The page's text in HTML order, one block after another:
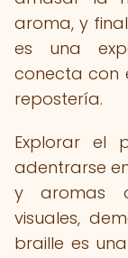
aroma, y
es una
conecta con
repostería.
Explorar el
adentrarse
y aromas
visuales,
braille es